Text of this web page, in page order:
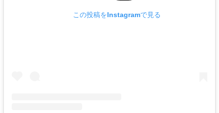
この投稿をInstagramで見る